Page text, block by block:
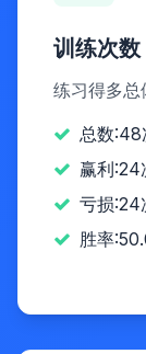
训练次数
练习得多总
总数:48
赢利:24
亏损:24
胜率